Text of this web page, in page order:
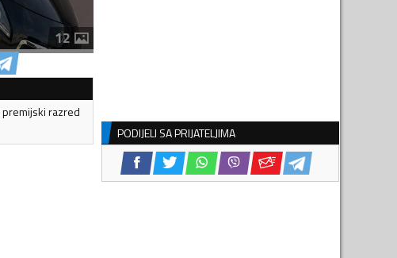
12
razred
PODIJELI SA PRIJATELJIMA